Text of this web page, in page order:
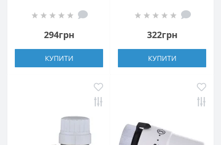
ущільнювачем 161405
294грн
КУПИТИ
NV-QP5017 під
ущільнювачем
322грн
КУПИТИ